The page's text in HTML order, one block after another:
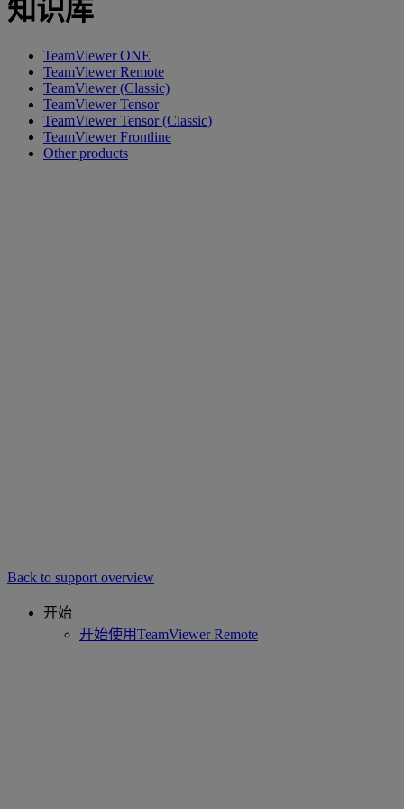
知识库
TeamViewer ONE
TeamViewer Remote
TeamViewer (Classic)
TeamViewer Tensor
TeamViewer Tensor (Classic)
TeamViewer Frontline
Other products
Back to support overview
开始
开始使用TeamViewer Remote